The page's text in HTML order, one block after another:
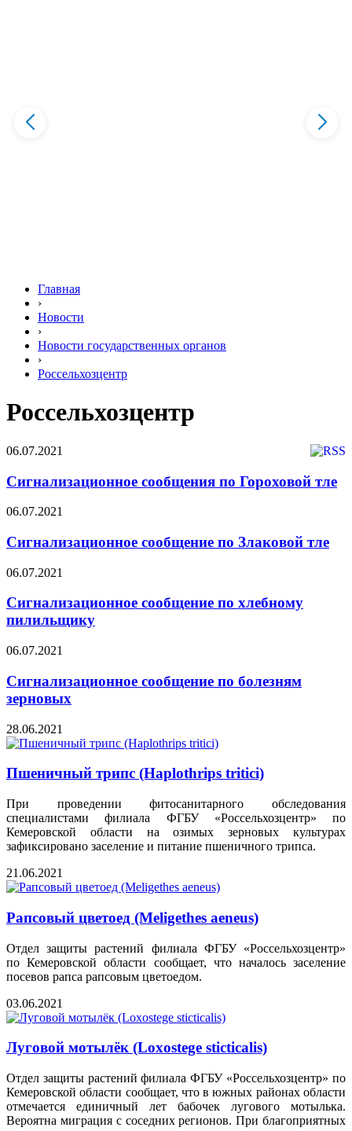
Главная
›
Новости
›
Новости государственных органов
›
Россельхозцентр
Россельхозцентр
06.07.2021
Сигнализационное сообщения по Гороховой тле
06.07.2021
Сигнализационное сообщение по Злаковой тле
06.07.2021
Сигнализационное сообщение по хлебному
пилильщику
06.07.2021
Сигнализационное сообщение по болезням
зерновых
28.06.2021
Пшеничный трипс (Haplothrips tritici)
При проведении фитосанитарного обследования
специалистами филиала ФГБУ «Россельхозцентр» по
Кемеровской области на озимых зерновых культурах
зафиксировано заселение и питание пшеничного трипса.
21.06.2021
Рапсовый цветоед (Meligethes aeneus)
Отдел защиты растений филиала ФГБУ «Россельхозцентр»
по Кемеровской области сообщает, что началось заселение
посевов рапса рапсовым цветоедом.
03.06.2021
Луговой мотылёк (Loxostege sticticalis)
Отдел защиты растений филиала ФГБУ «Россельхозцентр» по
Кемеровской области сообщает, что в южных районах области
отмечается единичный лет бабочек лугового мотылька.
Вероятна миграция с соседних регионов. При благоприятных